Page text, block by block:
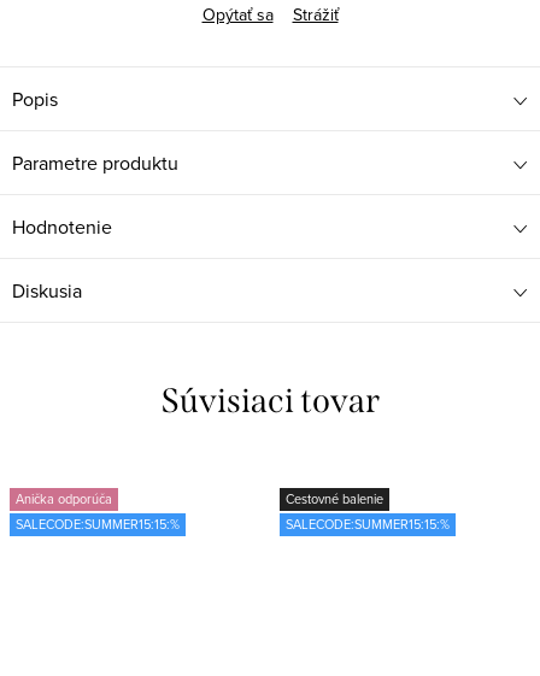
Opýtať sa
Strážiť
Popis
Parametre produktu
Hodnotenie
Diskusia
Súvisiaci tovar
Anička odporúča
SALECODE:SUMMER15:15:%
Cestovné balenie
SALECODE:SUMMER15:15:%